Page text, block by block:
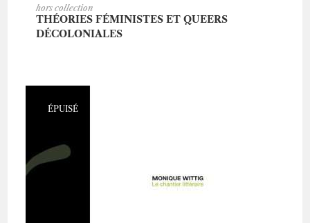
AJOUTER AU PANIER
hors collection
THÉORIES FÉMINISTES ET QUEERS
DÉCOLONIALES
ÉPUISÉ